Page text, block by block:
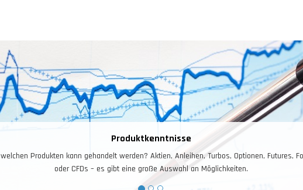
Risiko – und Moneymanagement
Das Risiko- und Moneymanagement ist für das Trading entscheidend. Ihr Kontostand ist Ihr
Arbeitskapital, dieses gilt es zuerst zu schützen, und dann zu vermehren.